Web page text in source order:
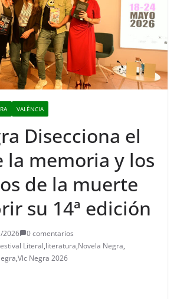
VALÈNCIA
Disecciona el
la memoria y los
de la muerte
su 14ª edición
2026
0 comentarios
Literal,literatura,Novela Negra,
,Vlc Negra 2026